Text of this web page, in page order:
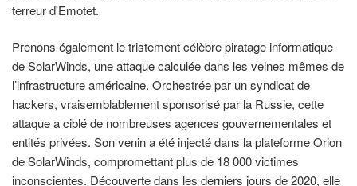
terreur d'Emotet.
Prenons également le tristement célèbre piratage informatique
de SolarWinds, une attaque calculée dans les veines mêmes de
l’infrastructure américaine. Orchestrée par un syndicat de
hackers, vraisemblablement sponsorisé par la Russie, cette
attaque a ciblé de nombreuses agences gouvernementales et
entités privées. Son venin a été injecté dans la plateforme Orion
de SolarWinds, compromettant plus de 18 000 victimes
inconscientes. Découverte dans les derniers jours de 2020, elle